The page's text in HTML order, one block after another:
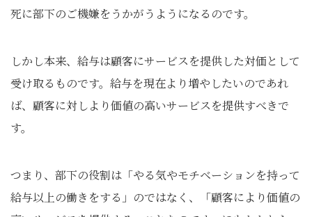
死に部下のご機嫌をうかがうようになるのです。
しかし本来、給与は顧客にサービスを提供した対価として
受け取るものです。給与を現在より増やしたいのであれ
ば、顧客に対しより価値の高いサービスを提供すべきで
す。
つまり、部下の役割は「やる気やモチベーションを持って
給与以上の働きをする」のではなく、「顧客により価値の